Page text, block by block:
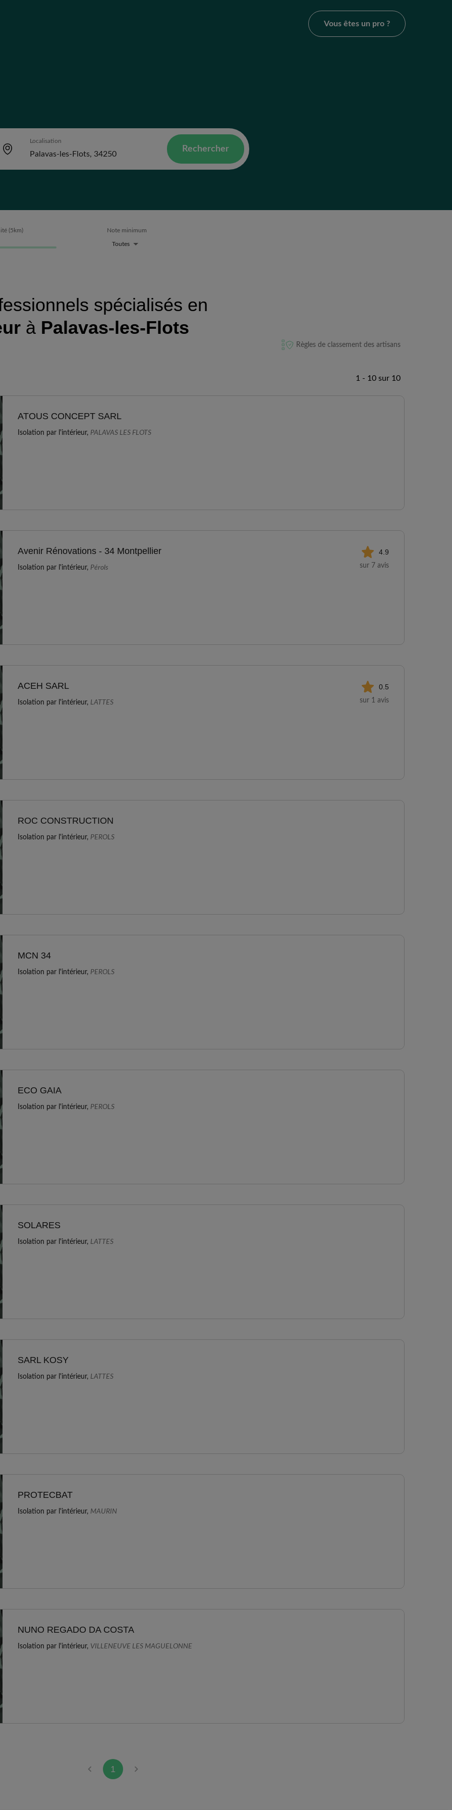
Vous êtes un pro ?
Localisation
Rechercher
(5 km) Note minimum
Toutes
spécialisés en
à Palavas-les-Flots
Règles de classement des artisans
1 - 10 sur 10
ATOUS CONCEPT SARL
Isolation par l'intérieur, PALAVAS LES FLOTS
Avenir Rénovations - 34 Montpellier
Isolation par l'intérieur, Pérols
4.9
sur 7 avis
ACEH SARL
Isolation par l'intérieur, LATTES
0.5
sur 1 avis
ROC CONSTRUCTION
Isolation par l'intérieur, PEROLS
MCN 34
Isolation par l'intérieur, PEROLS
ECO GAIA
Isolation par l'intérieur, PEROLS
SOLARES
Isolation par l'intérieur, LATTES
SARL KOSY
Isolation par l'intérieur, LATTES
PROTECBAT
Isolation par l'intérieur, MAURIN
NUNO REGADO DA COSTA
Isolation par l'intérieur, VILLENEUVE LES MAGUELONNE
1